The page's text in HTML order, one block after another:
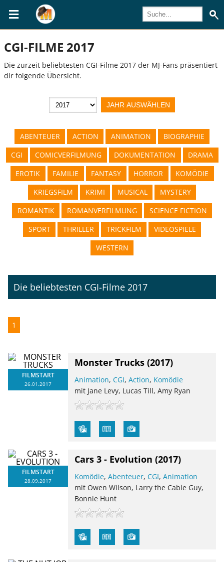
CGI-FILME 2017
Die zurzeit beliebtesten CGI-Filme 2017 der MJ-Fans präsentiert
dir folgende Übersicht.
ABENTEUER ACTION ANIMATION
BIOGRAPHIE
CGI
COMICVERFILMUNG DOKUMENTATION
DRAMA
EROTIK
FAMILIE FANTASY HORROR
KOMÖDIE
KRIEGSFILM
KRIMI MUSICAL
MYSTERY
ROMANTIK
ROMANVERFILMUNG
SCIENCE FICTION
SPORT
THRILLER TRICKFILM
VIDEOSPIELE
WESTERN
Die beliebtesten CGI-Filme 2017
1
FILMSTART
26.01.2017
Monster Trucks (2017)
Animation,CGI,Action, Komödie
mit Jane Levy, Lucas Till, Amy Ryan
FILMSTART
28.09.2017
Cars 3 - Evolution (2017)
Komödie,Abenteuer,CGI,Animation
mit Owen Wilson, Larry the Cable Guy,
Bonnie Hunt